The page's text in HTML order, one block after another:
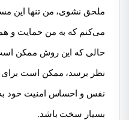
ملحق نشوی، من تنها این
می‌کنم که به من حمایت و
حالی که این روش ممکن است
نظر برسد، ممکن است برای
نفس و احساس امنیت خود
بسیار سخت باشد.